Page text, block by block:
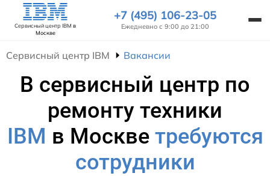
Сервисный центр IBM в
Москве
+7 (495) 106-23-05
Ежедневно с 9:00 до 21:00
Сервисный центр IBM Вакансии
В сервисный центр по
ремонту техники
IBM в Москве требуются
сотрудники